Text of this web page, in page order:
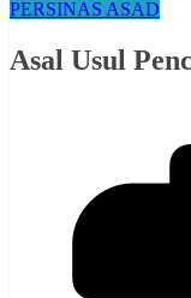
PERSINAS ASAD
Asal Usul